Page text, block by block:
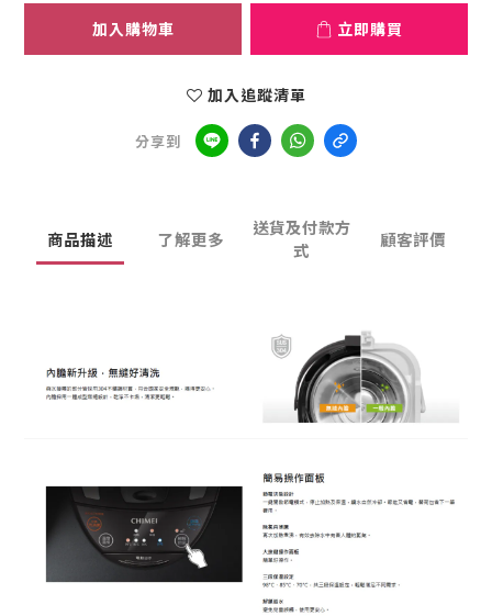
加入購物車 立即購買
加入追蹤清單
分享到
商品描述 了解更多
送貨及付款方
式
顧客評價